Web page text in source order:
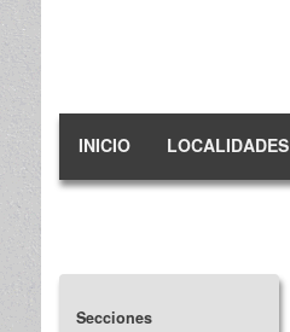
INICIO LOCALIDADES
Secciones